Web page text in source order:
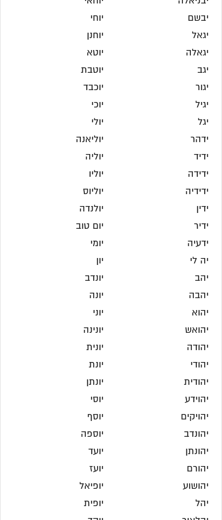
יבשם
יגאל
יגאלה
יגב
יגור
יגיל
יגל
ידהר
ידיד
ידידה
ידידיה
ידין
ידיר
ידעיה
יה לי
יהב
יהבה
יהוא
יהואש
יהודה
יהודי
יהודית
יהוידע
יהויקים
יהונדב
יהונתן
יהורם
יהושוע
יהל
יוחי
יוחנן
יוטא
יוטבת
יוכבד
יוכי
יולי
יוליאנה
יוליה
יוליו
יוליוס
יולנדה
יום טוב
יומי
יון
יונדב
יונה
יוני
יונינה
יונית
יונת
יונתן
יוסי
יוסף
יוספה
יועד
יועז
יופיאל
יופית